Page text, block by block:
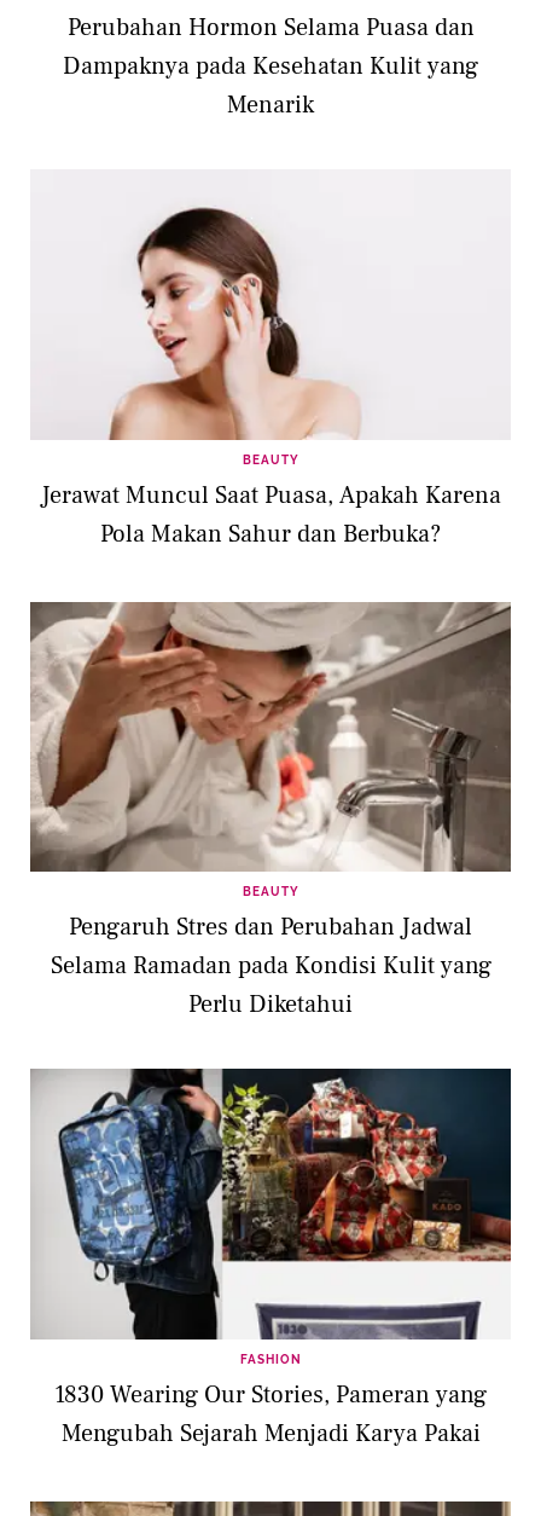
Perubahan Hormon Selama Puasa dan
Dampaknya pada Kesehatan Kulit yang
Menarik
BEAUTY
Jerawat Muncul Saat Puasa, Apakah Karena
Pola Makan Sahur dan Berbuka?
BEAUTY
Pengaruh Stres dan Perubahan Jadwal
Selama Ramadan pada Kondisi Kulit yang
Perlu Diketahui
FASHION
1830 Wearing Our Stories, Pameran yang
Mengubah Sejarah Menjadi Karya Pakai